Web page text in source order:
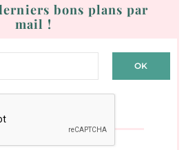
bons plans par
mail !